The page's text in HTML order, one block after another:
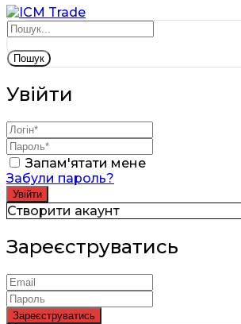
Пошук
Увійти
Запам'ятати мене
Забули пароль?
Створити акаунт
Зареєструватись